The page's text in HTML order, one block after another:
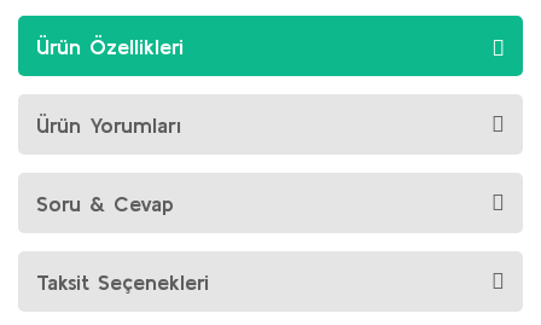
Ürün Özellikleri
Ürün Yorumları
Soru & Cevap
Taksit Seçenekleri